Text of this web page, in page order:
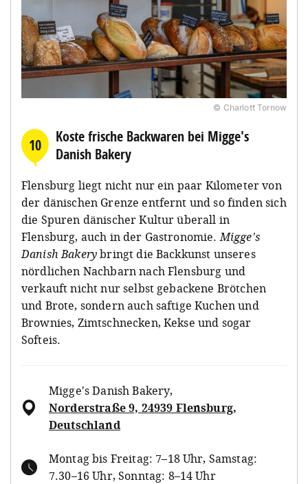
© Charlott Tornow
10
Koste frische Backwaren bei Migge's
Danish Bakery
Flensburg liegt nicht nur ein paar Kilometer von
der dänischen Grenze entfernt und so finden sich
die Spuren dänischer Kultur überall in
Flensburg, auch in der Gastronomie.Migge's
Danish Bakerybringt die Backkunst unseres
nördlichen Nachbarn nach Flensburg und
verkauft nicht nur selbst gebackene Brötchen
und Brote, sondern auch saftige Kuchen und
Brownies, Zimtschnecken, Kekse und sogar
Softeis.
Migge's Danish Bakery,
Norderstraße 9, 24939 Flensburg,
Deutschland
Montag bis Freitag: 7–18 Uhr, Samstag:
7.30–16 Uhr, Sonntag: 8–14 Uhr